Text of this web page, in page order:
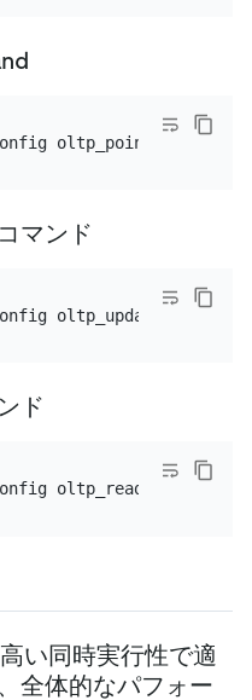
マンド
ド
い同時実行性で適
全体的なパフォー